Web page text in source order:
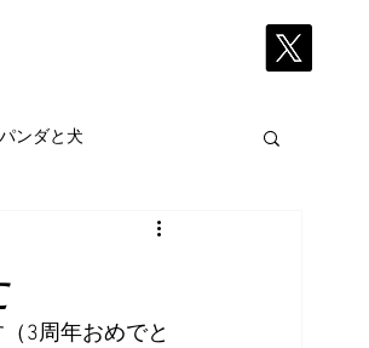
パンダと犬
3周年おめでと